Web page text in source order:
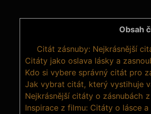
Obsah
Citát zásnuby: Nejkrásnější
Citáty jako oslava lásky a
Kdo si vybere správný citát pro
Jak vybrat citát, který vystihuje
Nejkrásnější citáty o zásnubách
Inspirace z filmu: Citáty o lásce a